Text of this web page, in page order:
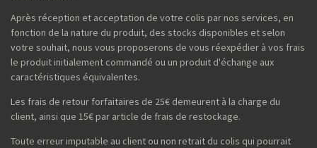
Après réception et acceptation de votre colis par nos services, en
fonction de la nature du produit, des stocks disponibles et selon
votre souhait, nous vous proposerons de vous réexpédier à vos frais
le produit initialement commandé ou un produit d'échange aux
caractéristiques équivalentes.
Les frais de retour forfaitaires de 25€ demeurent à la charge du
client, ainsi que 15€ par article de frais de restockage.
Toute erreur imputable au client ou non retrait du colis qui pourrait